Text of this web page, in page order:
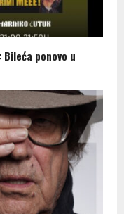
ponovo u